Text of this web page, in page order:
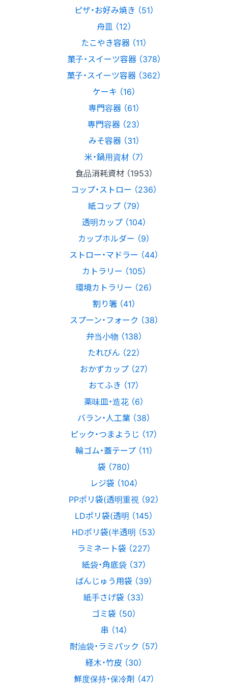
ピザ・お好み焼き （51）
舟皿 （12）
たこやき容器 （11）
菓子・スイーツ容器 （378）
菓子・スイーツ容器 （362）
ケーキ （16）
専門容器 （61）
専門容器 （23）
みそ容器 （31）
米・鍋用資材 （7）
食品消耗資材 （1953）
コップ・ストロー （236）
紙コップ （79）
透明カップ （104）
カップホルダー （9）
ストロー・マドラー （44）
カトラリー （105）
環境カトラリー （26）
割り箸 （41）
スプーン・フォーク （38）
弁当小物 （138）
たれびん （22）
おかずカップ （27）
おてふき （17）
薬味皿・造花 （6）
バラン・人工葉 （38）
ピック・つまようじ （17）
輪ゴム・蓋テープ （11）
袋 （780）
レジ袋 （104）
PPポリ袋(透明重視 （92）
LDポリ袋(透明 （145）
HDポリ袋(半透明 （53）
ラミネート袋 （227）
紙袋・角底袋 （37）
ばんじゅう用袋 （39）
紙手さげ袋 （33）
ゴミ袋 （50）
串 （14）
耐油袋・ラミパック （57）
経木・竹皮 （30）
鮮度保持・保冷剤 （47）